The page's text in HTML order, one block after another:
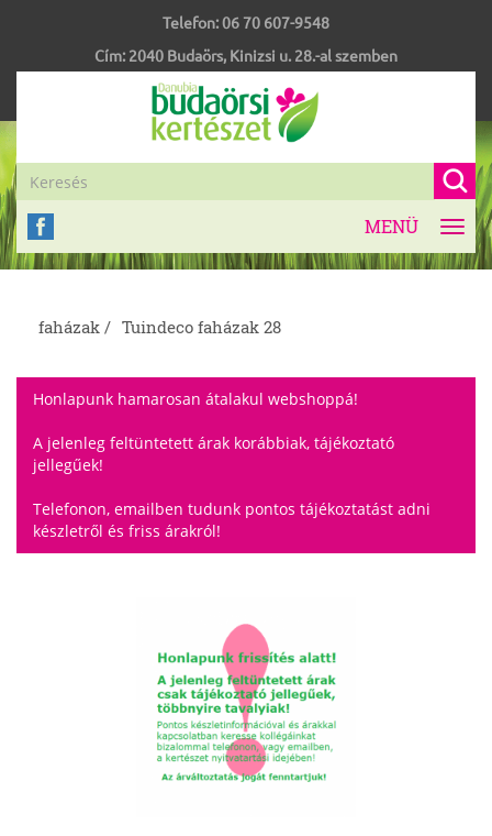
Telefon:06 70 607-9548
Cím: 2040 Budaörs, Kinizsi u. 28.-al szemben
MENÜ
faházak / Tuindeco faházak 28
Honlapunk hamarosan átalakul webshoppá!
A jelenleg feltüntetett árak korábbiak, tájékoztató
jellegűek!
Telefonon, emailben tudunk pontos tájékoztatást adni
készletről és friss árakról!